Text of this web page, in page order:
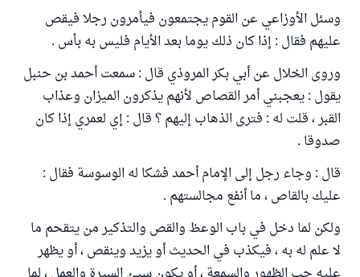
وسئل الأوزاعي عن القوم يجتمعون فيأمرون رجلا فيقص
عليهم فقال : إذا كان ذلك يوما بعد الأيام فليس به بأس .
وروى الخلال عن أبي بكر المروذي قال : سمعت أحمد بن حنبل
يقول : يعجبني أمر القصاص لأنهم يذكرون الميزان وعذاب
القبر ، قلت له : فترى الذهاب إليهم ؟ قال : إي لعمري إذا كان
صدوقا .
قال : وجاء رجل إلى الإمام أحمد فشكا له الوسوسة فقال :
عليك بالقاص ، ما أنفع مجالستهم .
ولكن لما دخل في باب الوعظ والقص والتذكير من يتقحم ما
لا علم له به ، فيكذب في الحديث أو يزيد وينقص ، أو يظهر